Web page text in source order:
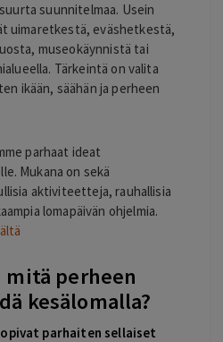
suunnitelmaa. Usein
uimaretkestä, eväshetkestä,
museokäynnistä tai
Tärkeintä on valita
ikään, säähän ja perheen
parhaat ideat
Mukana on sekä
aktiviteetteja, rauhallisia
lomapäivän ohjelmia.
mitä perheen
kesälomalla?
parhaiten sellaiset